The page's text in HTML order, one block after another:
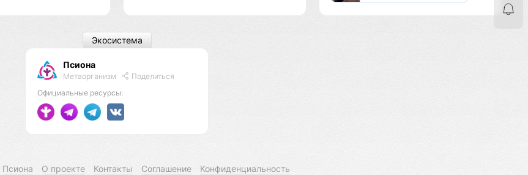
Псиона
Метаорганизм
Поделиться
Официальные ресурсы:
Экосистема
Псиона О проекте Контакты Соглашение Конфиденциальность